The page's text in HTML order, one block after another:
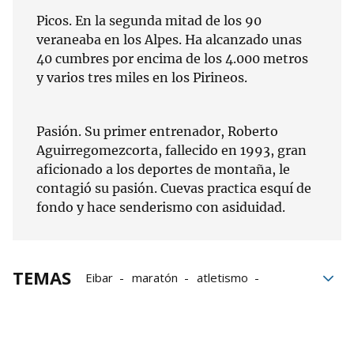
Picos. En la segunda mitad de los 90
veraneaba en los Alpes. Ha alcanzado unas
40 cumbres por encima de los 4.000 metros
y varios tres miles en los Pirineos.
Pasión. Su primer entrenador, Roberto
Aguirregomezcorta, fallecido en 1993, gran
aficionado a los deportes de montaña, le
contagió su pasión. Cuevas practica esquí de
fondo y hace senderismo con asiduidad.
TEMAS Eibar maratón
atletismo